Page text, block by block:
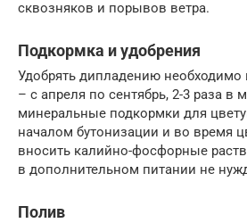
сквозняков и порывов ветра.
Подкормка и удобрения
Удобрять дипладению необходимо
– с апреля по сентябрь, 2-3 раза в
минеральные подкормки для
началом бутонизации и во время
вносить калийно-фосфорные
в дополнительном питании не
Полив